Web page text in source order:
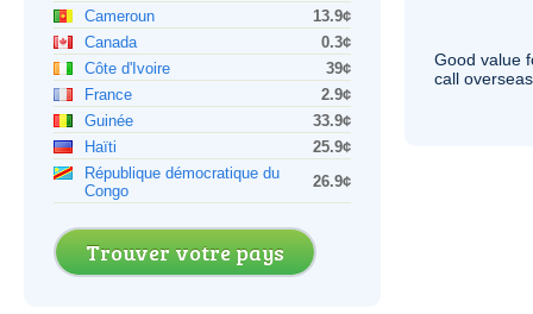
Cameroun
13.9¢
Canada
0.3¢
Côte d'Ivoire
39¢
France
2.9¢
Guinée
33.9¢
Haïti
25.9¢
République démocratique du
Congo
26.9¢
Trouver votre pays
Good value
call